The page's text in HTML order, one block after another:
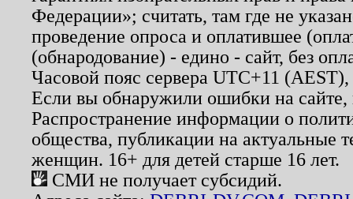
Федерации»; считать, там где не
проведение опроса и оплатившее
(обнародование) - едино - сайт, без
Часовой пояс сервера UTC+11
Если вы обнаружили ошибки на
Распространение информации о
общества, публикации на актуальные
женщин. 16+ для детей старше 16 лет.
СМИ не получает субсидий.